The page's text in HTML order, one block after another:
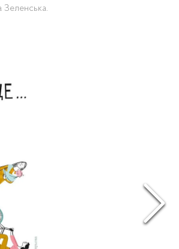
Зеленська.